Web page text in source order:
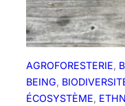
AGROFORESTERIE,
BEING,
ÉCOSYSTÈME,